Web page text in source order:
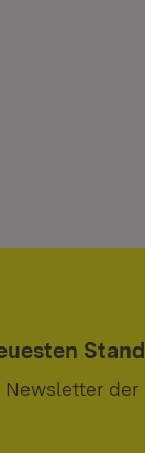
Stand
Newsletter der